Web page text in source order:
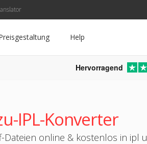
Help
Hervorragend
IPL-Konverter
Dateien online & kostenlos in ipl